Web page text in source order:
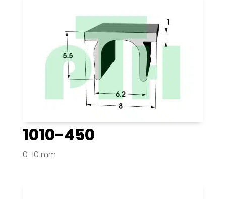
1010-450
0-10 mm